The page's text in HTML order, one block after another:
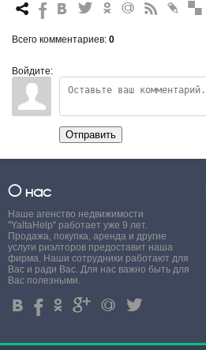
7 % 4 3 . + 0 * #
Всего комментариев: 0
Войдите:
Отправить
О нас
Наше агенство недвижимости
"YaltaHelp" работает уже 9 лет.
Продажа, покупка, аренда и другие
услуги риэлторов предоставит наша
фирма. Наши сотрудники работают для
Вас и ради Вас. Для нас важно быть для
Вас полезными.
4 % . ' + 3